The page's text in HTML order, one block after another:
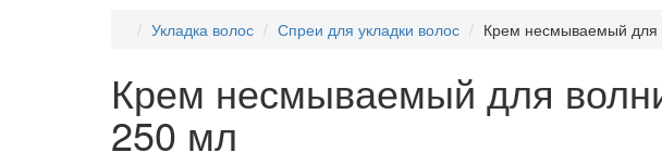
Укладка волос
Спреи для укладки волос Крем несмываемый для
Крем несмываемый для
250 мл